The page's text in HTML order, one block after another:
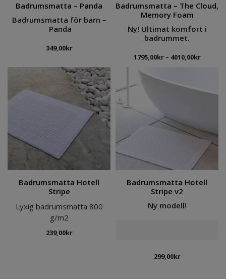
Badrumsmatta – Panda
Badrumsmatta för barn –
Panda
349,00kr
Badrumsmatta – The Cloud,
Memory Foam
Ny! Ultimat komfort i
badrummet.
1795,00kr – 4010,00kr
Badrumsmatta Hotell
Stripe
Lyxig badrumsmatta 800
g/m2
239,00kr
Badrumsmatta Hotell
Stripe v2
Ny modell!
299,00kr